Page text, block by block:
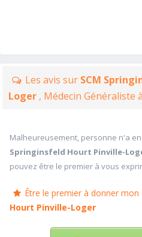
Les avis sur SCM
Loger , Médecin Généraliste
Malheureusement, personne n'a
Springinsfeld Hourt Pinville-
pouvez être le premier à vous
Être le premier à donner mon
Hourt Pinville-Loger